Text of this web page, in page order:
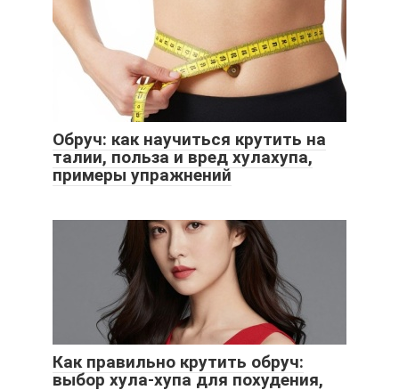
Обруч: как научиться крутить на
талии, польза и вред хулахупа,
примеры упражнений
Как правильно крутить обруч:
выбор хула-хупа для похудения,